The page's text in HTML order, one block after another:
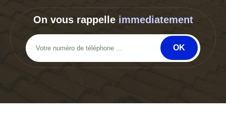
On vous rappelle immediatement